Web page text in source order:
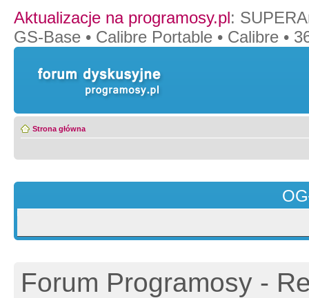
Aktualizacje na programosy.pl:
GS-Base • Calibre Portable • Calibre •
Strona główna
Forum Programosy -